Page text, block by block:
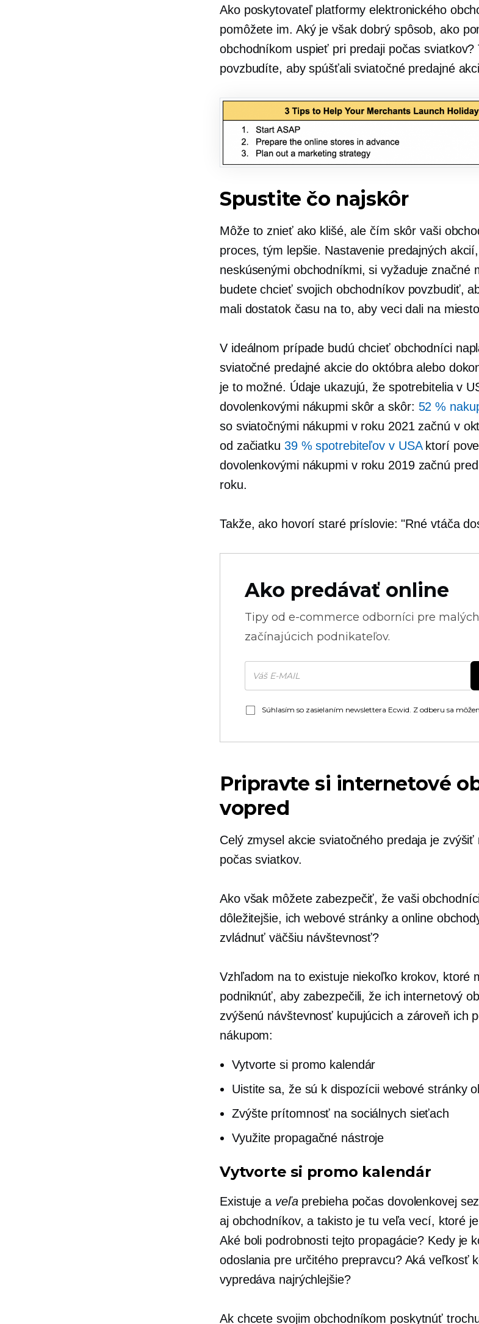
Ako poskytovateľ platformy elektronického
pomôžete im. Aký je však dobrý spôsob, ako
obchodníkom uspieť pri predaji počas sviatkov?
povzbudíte, aby spúšťali sviatočné predajné
Spustite čo najskôr
Môže to znieť ako klišé, ale čím skôr vaši
proces, tým lepšie. Nastavenie predajných
neskúsenými obchodníkmi, si vyžaduje značné
budete chcieť svojich obchodníkov povzbudiť,
mali dostatok času na to, aby veci dali na
V ideálnom prípade budú chcieť obchodníci
sviatočné predajné akcie do októbra alebo
je to možné. Údaje ukazujú, že spotrebitelia v
dovolenkovými nákupmi skôr a skôr: 52 %
so sviatočnými nákupmi v roku 2021 začnú v
od začiatku 39 % spotrebiteľov v USAktorí
dovolenkovými nákupmi v roku 2019 začnú
roku.
Takže, ako hovorí staré príslovie: "Rné vtáča
Ako predávať online
Tipy od e-commerce odborníci pre
začínajúcich podnikateľov.
Súhlasím so zasielaním newslettera Ecwid. Z odberu sa
Pripravte si internetové
vopred
Celý zmysel akcie sviatočného predaja je
počas sviatkov.
Ako však môžete zabezpečiť, že vaši
dôležitejšie, ich webové stránky a online
zvládnuť väčšiu návštevnosť?
Vzhľadom na to existuje niekoľko krokov, ktoré
podniknúť, aby zabezpečili, že ich internetový
zvýšenú návštevnosť kupujúcich a zároveň ich
nákupom:
Vytvorte si promo kalendár
Uistite sa, že sú k dispozícii webové stránky
Zvýšte prítomnosť na sociálnych sieťach
Využite propagačné nástroje
Vytvorte si promo kalendár
Existuje a veľaprebieha počas dovolenkovej
aj obchodníkov, a takisto je tu veľa vecí, ktoré
Aké boli podrobnosti tejto propagácie? Kedy je
odoslania pre určitého prepravcu? Aká veľkosť
vypredáva najrýchlejšie?
Ak chcete svojim obchodníkom poskytnúť